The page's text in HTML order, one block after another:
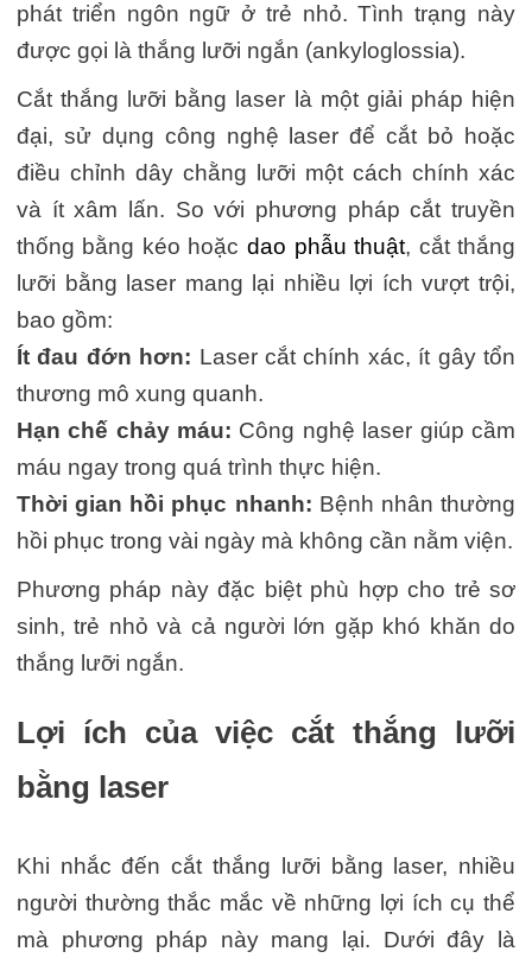
phát triển ngôn ngữ ở trẻ nhỏ. Tình trạng này
được gọi là thắng lưỡi ngắn (ankyloglossia).
Cắt thắng lưỡi bằng laser là một giải pháp hiện
đại, sử dụng công nghệ laser để cắt bỏ hoặc
điều chỉnh dây chằng lưỡi một cách chính xác
và ít xâm lấn. So với phương pháp cắt truyền
thống bằng kéo hoặc dao phẫu thuật, cắt thắng
lưỡi bằng laser mang lại nhiều lợi ích vượt trội,
bao gồm:
Ít đau đớn hơn: Laser cắt chính xác, ít gây tổn
thương mô xung quanh.
Hạn chế chảy máu: Công nghệ laser giúp cầm
máu ngay trong quá trình thực hiện.
Thời gian hồi phục nhanh: Bệnh nhân thường
hồi phục trong vài ngày mà không cần nằm viện.
Phương pháp này đặc biệt phù hợp cho trẻ sơ
sinh, trẻ nhỏ và cả người lớn gặp khó khăn do
thắng lưỡi ngắn.
Lợi ích của việc cắt thắng lưỡi
bằng laser
Khi nhắc đến cắt thắng lưỡi bằng laser, nhiều
người thường thắc mắc về những lợi ích cụ thể
mà phương pháp này mang lại. Dưới đây là